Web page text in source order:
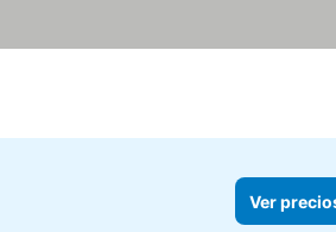
Ver